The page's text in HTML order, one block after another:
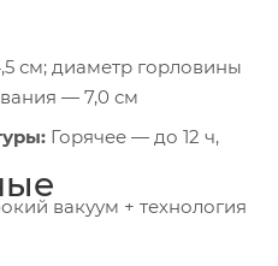
см; диаметр горловины
— 7,0 см
Горячее — до 12 ч,
вакуум + технология